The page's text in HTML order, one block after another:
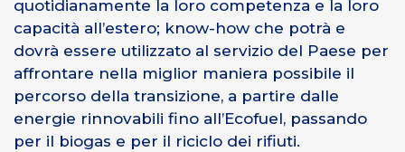
quotidianamente la loro competenza e la loro
capacità all’estero; know-how che potrà e
dovrà essere utilizzato al servizio del Paese per
affrontare nella miglior maniera possibile il
percorso della transizione, a partire dalle
energie rinnovabili fino all’Ecofuel, passando
per il biogas e per il riciclo dei rifiuti.